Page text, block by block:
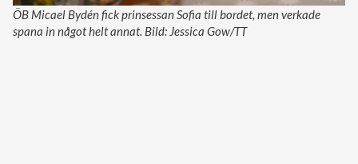
ÖB Micael Bydén fick prinsessan Sofia till bordet, men verkade
spana in något helt annat. Bild: Jessica Gow/TT